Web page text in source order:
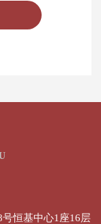
恒基中心1座16层